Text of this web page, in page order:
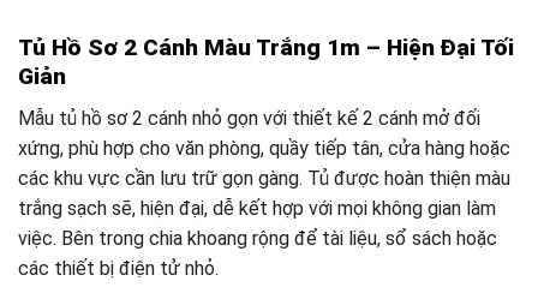
Tủ Hồ Sơ 2 Cánh Màu Trắng 1m – Hiện Đại Tối
Giản
Mẫu tủ hồ sơ 2 cánh nhỏ gọn với thiết kế 2 cánh mở đối
xứng, phù hợp cho văn phòng, quầy tiếp tân, cửa hàng hoặc
các khu vực cần lưu trữ gọn gàng. Tủ được hoàn thiện màu
trắng sạch sẽ, hiện đại, dễ kết hợp với mọi không gian làm
việc. Bên trong chia khoang rộng để tài liệu, sổ sách hoặc
các thiết bị điện tử nhỏ.